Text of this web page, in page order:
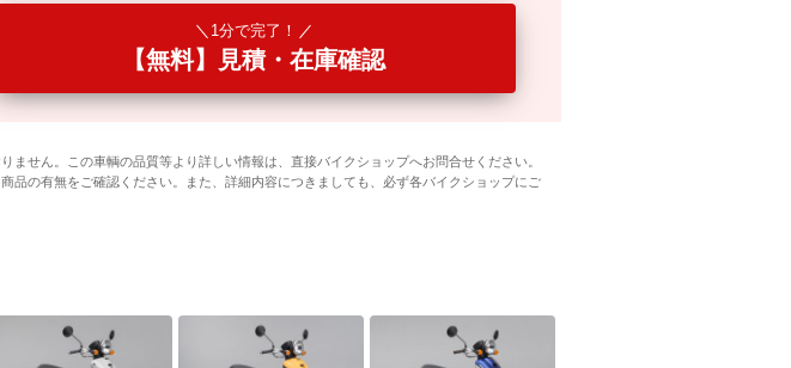
1分で完了！
【無料】見積・在庫確認
せん。この車輌の品質等より詳しい情報は、直接バイクショップへお問合せください。
の有無をご確認ください。また、詳細内容につきましても、必ず各バイクショップにご